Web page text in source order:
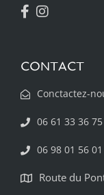
CONTACT
Conctactez-
06 61 33 36 75
06 98 01 56 01
Route du